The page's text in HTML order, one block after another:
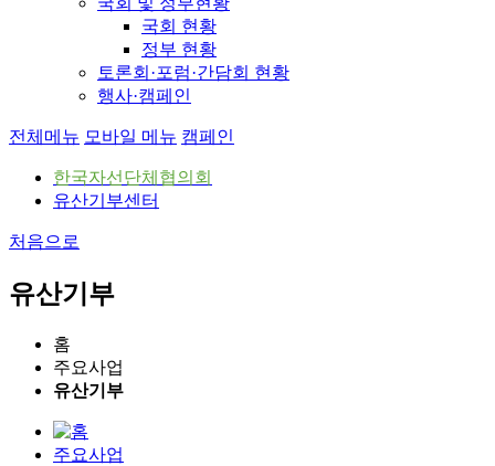
국회 현황
정부 현황
토론회·포럼·간담회 현황
행사·캠페인
전체메뉴 모바일 메뉴 캠페인
한국자선단체협의회
유산기부센터
처음으로
유산기부
홈
주요사업
유산기부
주요사업